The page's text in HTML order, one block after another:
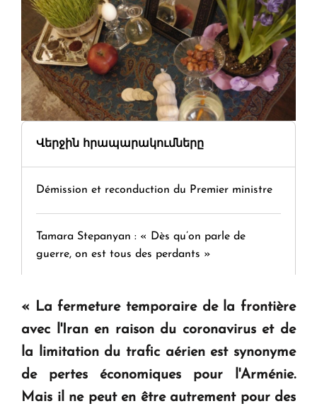
Վերջին հրապարակումները
Démission et reconduction du Premier ministre
Tamara Stepanyan : « Dès qu’on parle de
guerre, on est tous des perdants »
" Tant qu'il n'existe pas d'alternative concrète, la
KASA : 30 ans d'audace, de résilience et d'avenir
en Arménie
« La fermeture temporaire de la frontière
avec l'Iran en raison du coronavirus et de
la limitation du trafic aérien est synonyme
de pertes économiques pour l'Arménie.
Mais il ne peut en être autrement pour des